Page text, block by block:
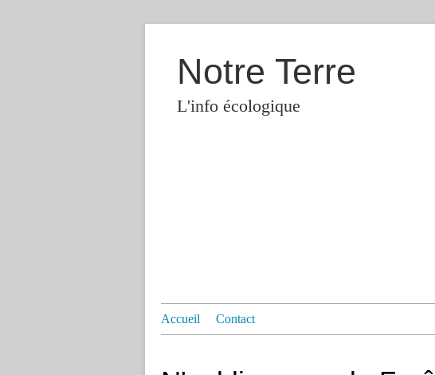
Notre Terre
L'info écologique
Accueil Contact